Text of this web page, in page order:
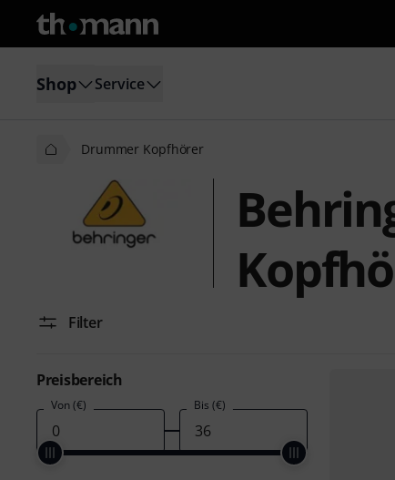
Shop Service
Drummer Kopfhörer
Filter
Preisbereich
Von (€) Bis (€)